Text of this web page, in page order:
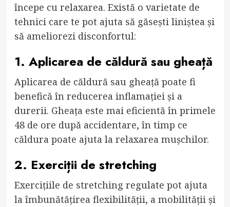
începe cu relaxarea. Există o varietate de
tehnici care te pot ajuta să găsești liniștea și
să ameliorezi disconfortul:
1. Aplicarea de căldură sau gheață
Aplicarea de căldură sau gheață poate fi
benefică în reducerea inflamației și a
durerii. Gheața este mai eficientă în primele
48 de ore după accidentare, în timp ce
căldura poate ajuta la relaxarea mușchilor.
2. Exerciții de stretching
Exercițiile de stretching regulate pot ajuta
la îmbunătățirea flexibilității, a mobilității și